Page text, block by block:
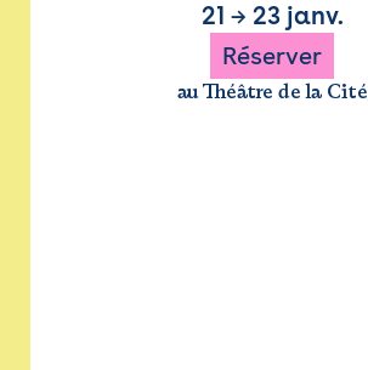
21 → 23 janv.
Réserver
au Théâtre de la Cité